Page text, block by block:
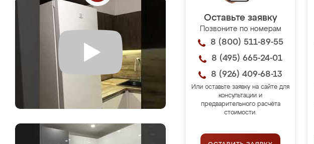
Оставьте заявку
Позвоните по номерам
8 (800) 511-89-55
8 (495) 665-24-01
8 (926) 409-68-13
Или оставьте заявку на сайте для
консультации и
предварительного расчёта
стоимости.